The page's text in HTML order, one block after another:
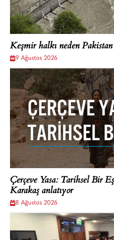
Keşmir halkı neden
9 Ağustos 2026
Çerçeve Yasa: Tarihsel Bir
Karakaş anlatıyor
8 Ağustos 2026